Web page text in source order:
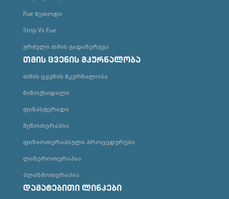
Fue მეთოდი
Strip Vs Fue
გრძელი თმის გადანერგვა
თმის ცვენის მკურნალობა
თმის ცვენის მკურნალობა
მინოქსიდილი
ფინასტერიდი
მეზოთერაპია
ფიზიოთერაპიული პროცედურები
ლაზეროთერაპია
პლაზმოთერაპია
დამატებითი ლინკები